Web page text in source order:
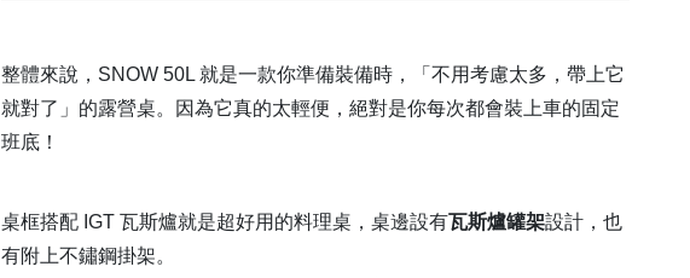
整體來說，SNOW 50L 就是一款你準備裝備時，「不用考慮太多，帶上它
就對了」的露營桌。因為它真的太輕便，絕對是你每次都會裝上車的固定
班底！
桌框搭配 IGT 瓦斯爐就是超好用的料理桌，桌邊設有瓦斯爐罐架設計，也
有附上不鏽鋼掛架。